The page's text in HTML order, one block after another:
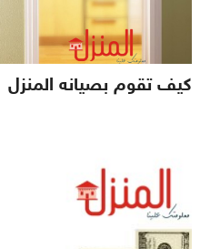
كيف تقوم بصيانه المنزل